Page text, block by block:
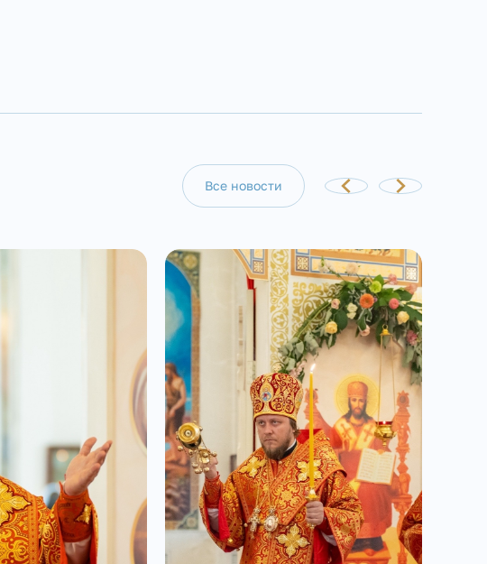
Все новости